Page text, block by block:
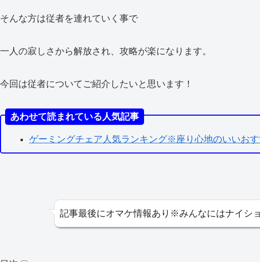
そんな方は従者を連れていく事で
一人の寂しさから解放され、攻略が楽になります。
今回は従者についてご紹介したいと思います！
あわせて読まれている人気記事
ゲーミングチェア人気ランキング※座り心地のいいお
記事最後にオマケ情報あり※みんなにはナイショ